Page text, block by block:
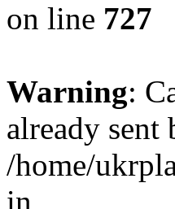
on line 727
Warning:
already sent
/home/
in